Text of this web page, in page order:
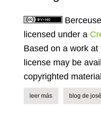
licensed under a
Based on a work at
license may be
copyrighted
leer más sobre feliz 2009:
blog de